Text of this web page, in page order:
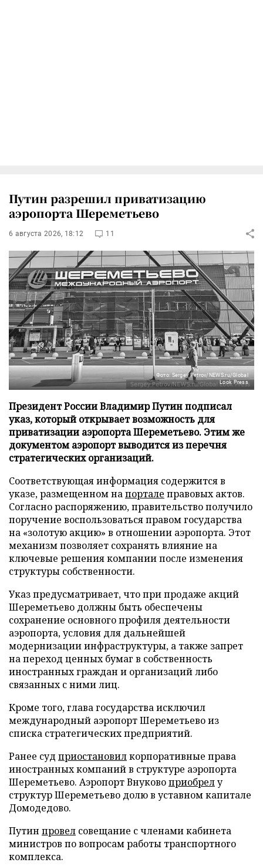
Путин разрешил приватизацию
аэропорта Шереметьево
6 августа 2026, 18:12 11
Фото: Sergey Petrov/NEWS.ru/Global
Look Press
Президент России Владимир Путин подписал
указ, который открывает возможность для
приватизации аэропорта Шереметьево. Этим же
документом аэропорт выводится из перечня
стратегических организаций.
Соответствующая информация содержится в
указе, размещенном напортале правовых актов.
Согласно распоряжению, правительство получило
поручение воспользоваться правом государства
на «золотую акцию» в отношении аэропорта. Этот
механизм позволяет сохранять влияние на
ключевые решения компании после изменения
структуры собственности.
Указ предусматривает, что при продаже акций
Шереметьево должны быть обеспечены
сохранение основного профиля деятельности
аэропорта, условия для дальнейшей
модернизации инфраструктуры, а также запрет
на переход ценных бумаг в собственность
иностранных граждан и организаций либо
связанных с ними лиц.
Кроме того, глава государства исключил
международный аэропорт Шереметьево из
списка стратегических предприятий.
Ранее суд приостановилкорпоративные права
иностранных компаний в структуре аэропорта
Шереметьево. Аэропорт Внуковоприобрелу
структур Шереметьево долю в уставном капитале
Домодедово.
Путин провел совещание с членами кабинета
министров по вопросам работы транспортного
комплекса.